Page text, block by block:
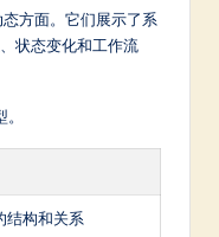
方面。它们展示了系
状态变化和工作流
结构和关系